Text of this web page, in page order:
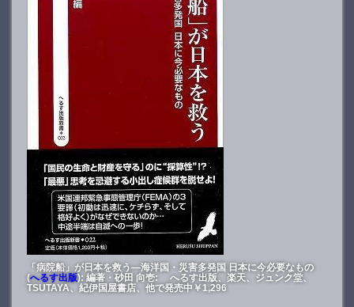
「病院船」が日本を救う―海洋国・災害多発国 日本に今必要なもの
(へるす出版): 編著・砂田 向壱: へるす出版、楽天、ジュンク堂、
TSUTAYA、紀伊国屋書店、他で発売中￥1,296